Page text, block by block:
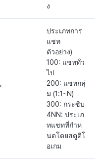
ง
ประเภทการ
แชท
ตัวอย่าง)
100: แชททั่ว
ไป
200: แชทกลุ่
ม (1:1~N)
300: กระซิบ
4NN: ประเภ
ทแชทที่กำห
นดโดยสตูดิโ
อเกม